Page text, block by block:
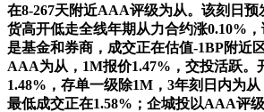
在8-267天附近AAA评级为从。该刻日预
货高开低走全线年期从力合约涨0.10%
是基金和券商，成交正在估值-1BP附近
AAA为从，1M报价1.47%，交投活跃。
1.48%，存单一级除1M，3年刻日内为从
最低成交正在1.58%；企城投以AAA评